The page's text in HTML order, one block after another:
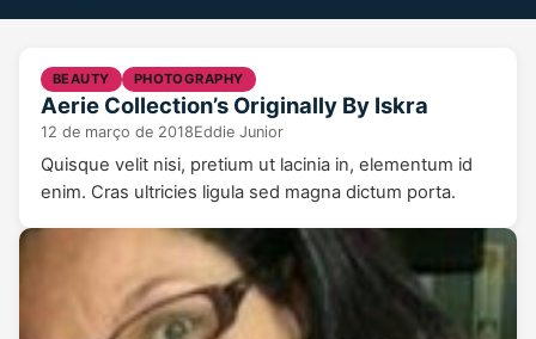
BEAUTY PHOTOGRAPHY
Aerie Collection’s Originally By Iskra
12 de março de 2018Eddie Junior
Quisque velit nisi, pretium ut lacinia in, elementum id
enim. Cras ultricies ligula sed magna dictum porta.